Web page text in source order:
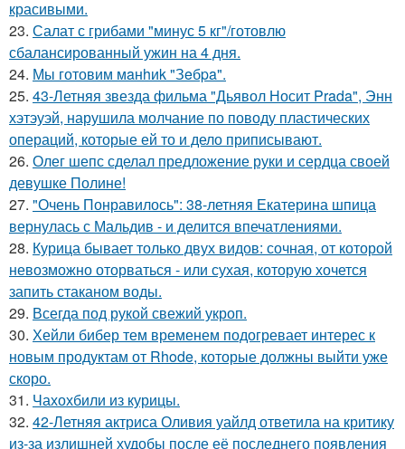
красивыми.
23. Салат с грибами "минус 5 кг"/готовлю
сбалансированный ужин на 4 дня.
24. Мы готовим мaнhиk "Зeбpa".
25. 43-Летняя звезда фильма "Дьявол Носит Prada", Энн
хэтэуэй, нарушила молчание по поводу пластических
операций, которые ей то и дело приписывают.
26. Олег шепс сделал предложение руки и сердца своей
девушке Полине!
27. "Очень Понравилось": 38-летняя Екатерина шпица
вернулась с Мальдив - и делится впечатлениями.
28. Курица бывает только двух видов: сочная, от которой
невозможно оторваться - или сухая, которую хочется
запить стаканом воды.
29. Всегда под рукой свежий укроп.
30. Хейли бибер тем временем подогревает интерес к
новым продуктам от Rhode, которые должны выйти уже
скоро.
31. Чахохбили из курицы.
32. 42-Летняя актриса Оливия уайлд ответила на критику
из-за излишней худобы после её последнего появления